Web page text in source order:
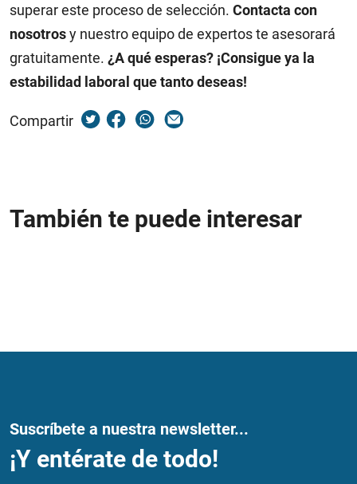
superar este proceso de selección. Contacta con
nosotrosy nuestro equipo de expertos te asesorará
gratuitamente. ¿A qué esperas? ¡Consigue ya la
estabilidad laboral que tanto deseas!
Compartir
También te puede interesar
Suscríbete a nuestra newsletter...
¡Y entérate de todo!